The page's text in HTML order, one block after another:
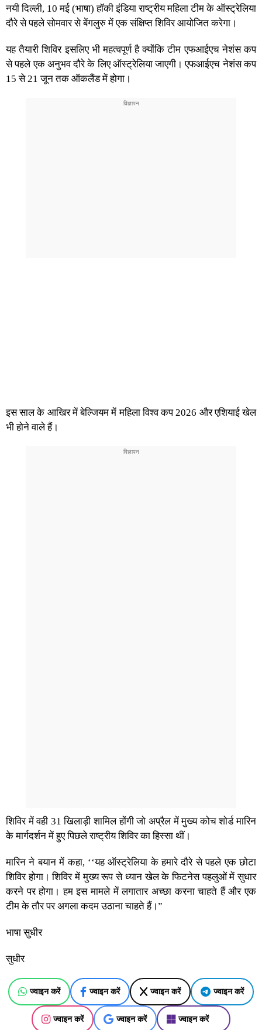
नयी दिल्ली, 10 मई (भाषा) हॉकी इंडिया राष्ट्रीय महिला टीम के ऑस्ट्रेलिया
दौरे से पहले सोमवार से बेंगलुरु में एक संक्षिप्त शिविर आयोजित करेगा।
यह तैयारी शिविर इसलिए भी महत्वपूर्ण है क्योंकि टीम एफआईएच नेशंस कप
से पहले एक अनुभव दौरे के लिए ऑस्ट्रेलिया जाएगी। एफआईएच नेशंस कप
15 से 21 जून तक ऑकलैंड में होगा।
इस साल के आखिर में बेल्जियम में महिला विश्व कप 2026 और एशियाई खेल
भी होने वाले हैं।
शिविर में वही 31 खिलाड़ी शामिल होंगी जो अप्रैल में मुख्य कोच शोर्ड मारिन
के मार्गदर्शन में हुए पिछले राष्ट्रीय शिविर का हिस्सा थीं।
मारिन ने बयान में कहा, ‘‘यह ऑस्ट्रेलिया के हमारे दौरे से पहले एक छोटा
शिविर होगा। शिविर में मुख्य रूप से ध्यान खेल के फिटनेस पहलुओं में सुधार
करने पर होगा। हम इस मामले में लगातार अच्छा करना चाहते हैं और एक
टीम के तौर पर अगला कदम उठाना चाहते हैं।”
भाषा सुधीर
सुधीर
ज्वाइन करें ज्वाइन करें ज्वाइन करें ज्वाइन करें
ज्वाइन करें ज्वाइन करें ज्वाइन करें